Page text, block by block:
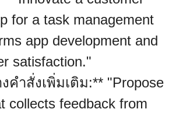
for a task management
app development and
satisfaction."
ำสั่งเพิ่มเติม:** "Propose
collects feedback from